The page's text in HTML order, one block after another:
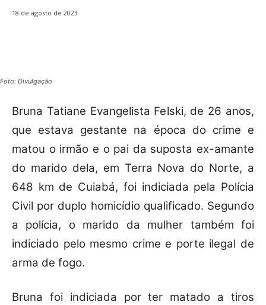
18 de agosto de 2023
Foto: Divulgação
Bruna Tatiane Evangelista Felski, de 26 anos,
que estava gestante na época do crime e
matou o irmão e o pai da suposta ex-amante
do marido dela, em Terra Nova do Norte, a
648 km de Cuiabá, foi indiciada pela Polícia
Civil por duplo homicídio qualificado. Segundo
a polícia, o marido da mulher também foi
indiciado pelo mesmo crime e porte ilegal de
arma de fogo.
Bruna foi indiciada por ter matado a tiros